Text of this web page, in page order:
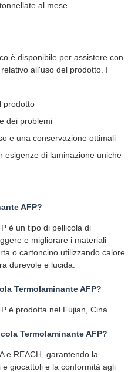
al mese
è disponibile per assistere con
all'uso del prodotto. I
prodotto
dei problemi
e una conservazione ottimali
esigenze di laminazione uniche
AFP?
è un tipo di pellicola di
e migliorare i materiali
o cartoncino utilizzando calore
durevole e lucida.
Termolaminante AFP?
è prodotta nel Fujian, Cina.
Termolaminante AFP?
e REACH, garantendo la
giocattoli e la conformità agli